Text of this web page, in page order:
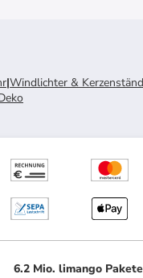
|Windlichter &
6.2 Mio. limango